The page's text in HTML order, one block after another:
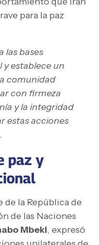
para la paz
las bases
y establece un
comunidad
con firmeza
y la integridad
estas acciones
paz y
la República de
de las Naciones
Mbeki, expresó